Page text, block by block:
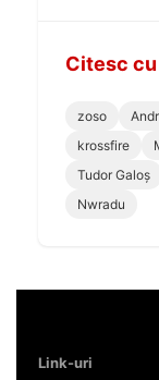
Citesc
zoso
krossfire
Tudor Galoș
Nwradu
Link-uri